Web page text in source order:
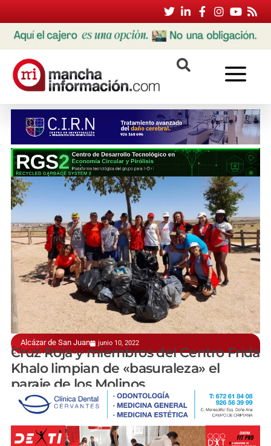
Alcázar de San Juan junio 10, 2022
Educación ambiental
Cruz Roja y miembros del Centro Frida
Khalo limpian de «basuraleza» el
paraje de los Molinos
manchainformacion.com